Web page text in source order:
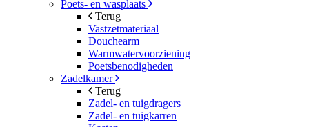
Poets- en wasplaats
Terug
Vastzetmateriaal
Douchearm
Warmwatervoorziening
Poetsbenodigheden
Zadelkamer
Terug
Zadel- en tuigdragers
Zadel- en tuigkarren